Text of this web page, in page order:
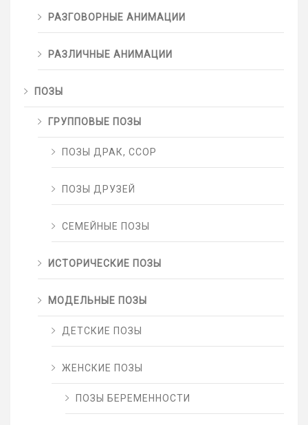
РАЗГОВОРНЫЕ АНИМАЦИИ
РАЗЛИЧНЫЕ АНИМАЦИИ
ПОЗЫ
ГРУППОВЫЕ ПОЗЫ
ПОЗЫ ДРАК, ССОР
ПОЗЫ ДРУЗЕЙ
СЕМЕЙНЫЕ ПОЗЫ
ИСТОРИЧЕСКИЕ ПОЗЫ
МОДЕЛЬНЫЕ ПОЗЫ
ДЕТСКИЕ ПОЗЫ
ЖЕНСКИЕ ПОЗЫ
ПОЗЫ БЕРЕМЕННОСТИ